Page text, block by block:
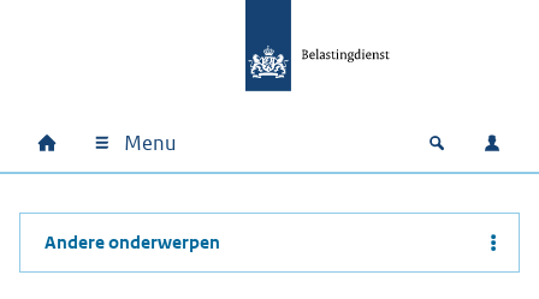
Hoofdnavigatie
Home Menu Open
Andere onderwerpen